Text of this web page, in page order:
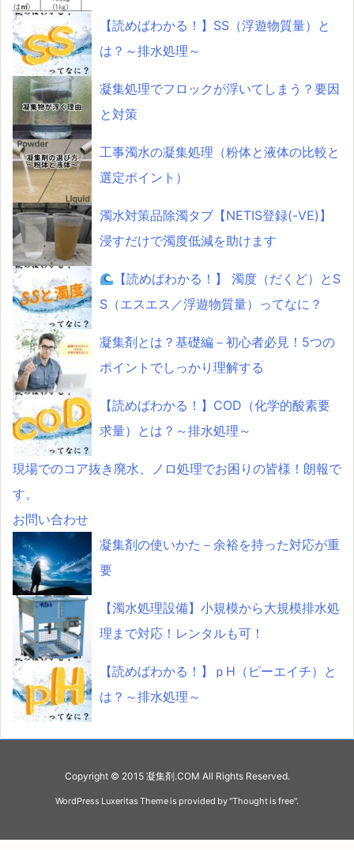
【読めばわかる！】SS（浮遊物質量）と
は？～排水処理～
凝集処理でフロックが浮いてしまう？要因
と対策
工事濁水の凝集処理（粉体と液体の比較と
選定ポイント）
濁水対策品除濁タブ【NETIS登録(-VE)】
浸すだけで濁度低減を助けます
【読めばわかる！】 濁度（だくど）とS
S（エスエス／浮遊物質量）ってなに？
凝集剤とは？基礎編－初心者必見！5つの
ポイントでしっかり理解する
【読めばわかる！】COD（化学的酸素要
求量）とは？～排水処理～
現場でのコア抜き廃水、ノロ処理でお困りの皆様！朗報で
す。
お問い合わせ
凝集剤の使いかた－余裕を持った対応が重
要
【濁水処理設備】小規模から大規模排水処
理まで対応！レンタルも可！
【読めばわかる！】ｐH（ピーエイチ）と
は？～排水処理～
Copyright © 2015 凝集剤.COM All Rights Reserved.
WordPress Luxeritas Theme is provided by "Thought is free".